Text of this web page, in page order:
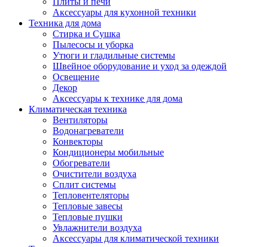
Аксессуары для кухонной техники
Техника для дома
Стирка и Сушка
Пылесосы и уборка
Утюги и гладильные системы
Швейное оборудование и уход за одеждой
Освещение
Декор
Аксессуары к технике для дома
Климатическая техника
Вентиляторы
Водонагреватели
Конвекторы
Кондиционеры мобильные
Обогреватели
Очистители воздуха
Сплит системы
Тепловентеляторы
Тепловые завесы
Тепловые пушки
Увлажнители воздуха
Аксессуары для климатической техники